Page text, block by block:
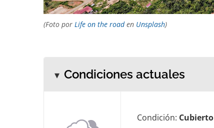
(Foto por Life on the roaden Unsplash)
Condiciones actuales
Condición: Cubierto